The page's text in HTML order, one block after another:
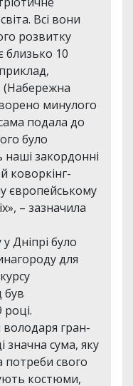
Всі вони
розвитку
близько 10
(Набережна
минулого
подала до
було
наші закордонні
коворкінг-
європейському
– зазначила
Дніпрі було
для
був
гран-
значна сума, яку
свого
костюми,